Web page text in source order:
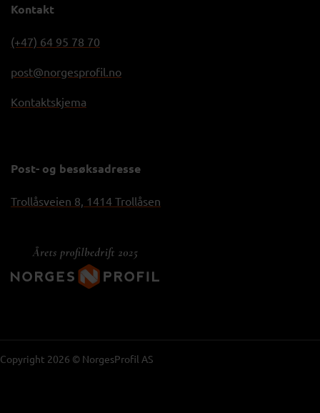
Kontakt
(+47) 64 95 78 70
post@norgesprofil.no
Kontaktskjema
Post- og besøksadresse
Trollåsveien 8, 1414 Trollåsen
Copyright 2026 © NorgesProfil AS